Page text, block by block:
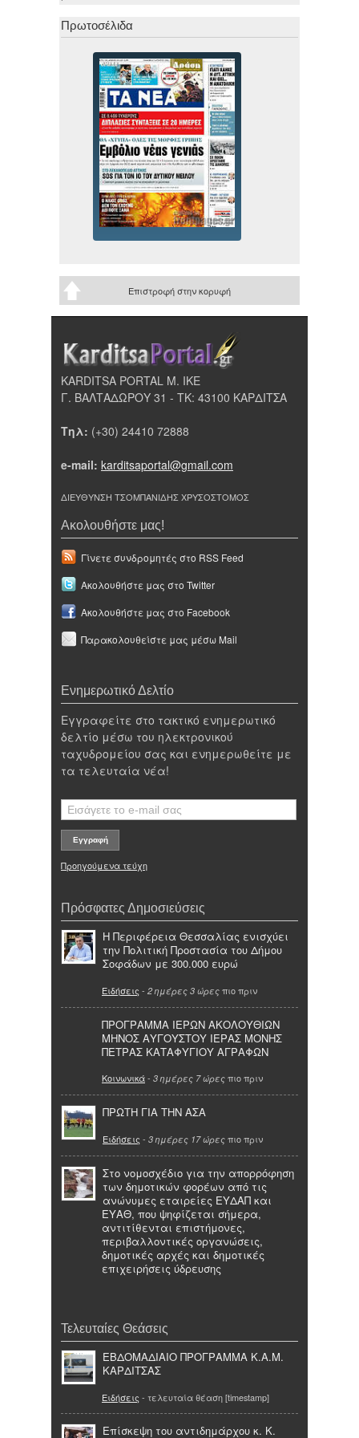
Πρωτοσέλιδα
Επιστροφή στην κορυφή
KARDITSA PORTAL Μ. ΙΚΕ
Γ. ΒΑΛΤΑΔΩΡΟΥ 31 - ΤΚ: 43100 ΚΑΡΔΙΤΣΑ
Τηλ: (+30) 24410 72888
e-mail: karditsaportal@gmail.com
ΔΙΕΥΘΥΝΣΗ ΤΣΟΜΠΑΝΙΔΗΣ ΧΡΥΣΟΣΤΟΜΟΣ
Ακολουθήστε μας!
Γίνετε συνδρομητές στο RSS Feed
Ακολουθήστε μας στο Twitter
Ακολουθήστε μας στο Facebook
Παρακολουθείστε μας μέσω Mail
Ενημερωτικό Δελτίο
Εγγραφείτε στο τακτικό ενημερωτικό
δελτίο μέσω του ηλεκτρονικού
ταχυδρομείου σας και ενημερωθείτε με
τα τελευταία νέα!
Προηγούμενα τεύχη
Πρόσφατες Δημοσιεύσεις
Η Περιφέρεια Θεσσαλίας ενισχύει
την Πολιτική Προστασία του Δήμου
Σοφάδων με 300.000 ευρώ
Ειδήσεις - 2 ημέρες 3 ώρες πιο πριν
ΠΡΟΓΡΑΜΜΑ ΙΕΡΩΝ ΑΚΟΛΟΥΘΙΩΝ
ΜΗΝΟΣ ΑΥΓΟΥΣΤΟΥ ΙΕΡΑΣ ΜΟΝΗΣ
ΠΕΤΡΑΣ ΚΑΤΑΦΥΓΙΟΥ ΑΓΡΑΦΩΝ
Κοινωνικά- 3 ημέρες 7 ώρες πιο πριν
ΠΡΩΤΗ ΓΙΑ ΤΗΝ ΑΣΑ
Ειδήσεις - 3 ημέρες 17 ώρες πιο πριν
Στο νομοσχέδιο για την απορρόφηση
των δημοτικών φορέων από τις
ανώνυμες εταιρείες ΕΥΔΑΠ και
ΕΥΑΘ, που ψηφίζεται σήμερα,
αντιτίθενται επιστήμονες,
περιβαλλοντικές οργανώσεις,
δημοτικές αρχές και δημοτικές
επιχειρήσεις ύδρευσης
Τελευταίες Θεάσεις
ΕΒΔΟΜΑΔΙΑΙΟ ΠΡΟΓΡΑΜΜΑ Κ.Α.Μ.
ΚΑΡΔΙΤΣΑΣ
Ειδήσεις - τελευταία θέαση [timestamp]
Επίσκεψη του αντιδημάρχου κ. Κ.